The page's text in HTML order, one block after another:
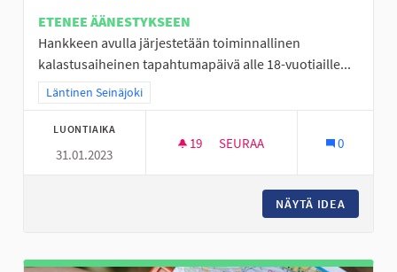
ETENEE ÄÄNESTYKSEEN
Hankkeen avulla järjestetään toiminnallinen
kalastusaiheinen tapahtumapäivä alle 18-vuotiaille...
Rajaa tulokset teeman mukaan: Läntinen Seinäjoki
Läntinen Seinäjoki
LUONTIAIKA
31.01.2023
19 19 SEURAAJAA
SEURAA 0
NÄYTÄ IDEA